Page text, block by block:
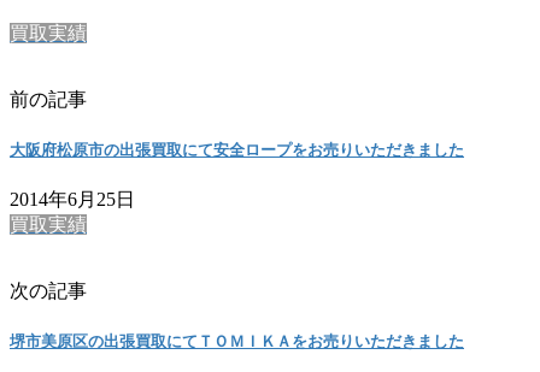
買取実績
前の記事
大阪府松原市の出張買取にて安全ロープをお売りいただきました
2014年6月25日
買取実績
次の記事
堺市美原区の出張買取にてＴＯＭＩＫＡをお売りいただきました